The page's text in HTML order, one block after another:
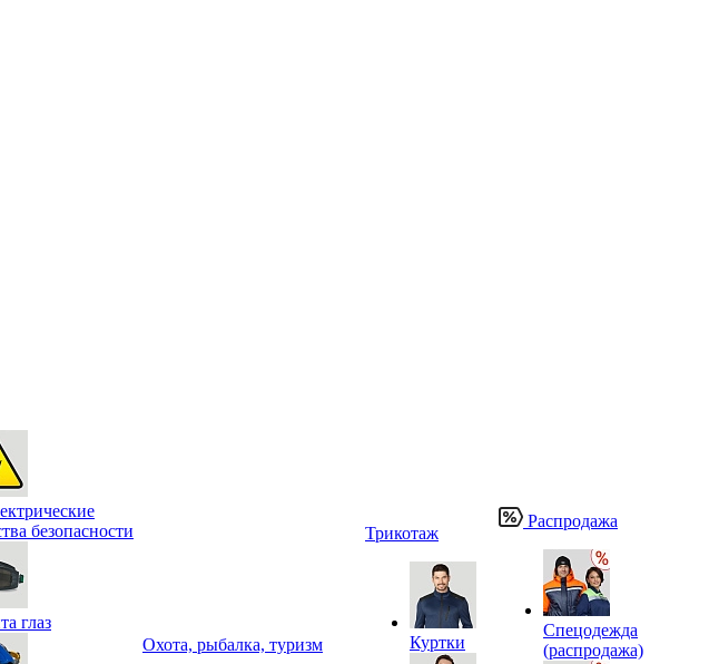
безопасности
глаз
Охота, рыбалка, туризм
Трикотаж
Куртки
Распродажа
Спецодежда
(распродажа)